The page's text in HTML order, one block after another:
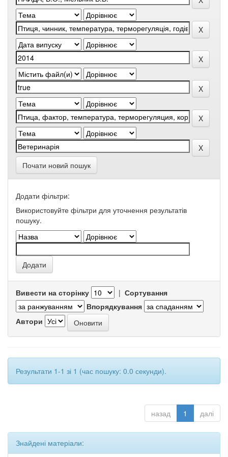
Почати новий пошук
Додати фільтри:
Використовуйте фільтри для уточнення результатів
пошуку.
Вивести на сторінку | Сортування
Впорядкування
Автори
Результати 1-1 зі 1 (час пошуку: 0.0 секунди).
назад 1 далі
Знайдені матеріали: